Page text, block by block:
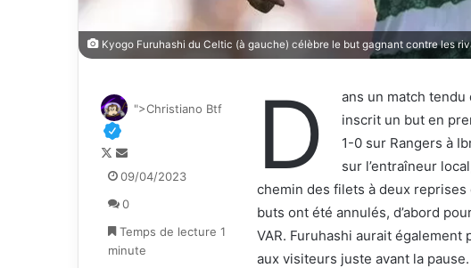
Kyogo Furuhashi du Celtic (à gauche) célèbre le but gagnant contre les
D
ans un match
inscrit un but en
1-0 sur Rangers à
sur l’entraîneur
chemin des filets à deux
buts ont été annulés, d’abord
VAR. Furuhashi aurait également
aux visiteurs juste avant la pause.
">Christiano Btf
F
o
l
o
w
n
o
y
e
09/04/2023
0
Temps de lecture 1
minute